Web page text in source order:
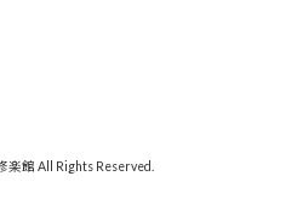
館 All Rights Reserved.